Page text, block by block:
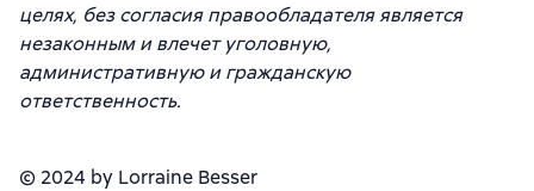
целях, без согласия правообладателя является
незаконным и влечет уголовную,
административную и гражданскую
ответственность.
© 2024 by Lorraine Besser